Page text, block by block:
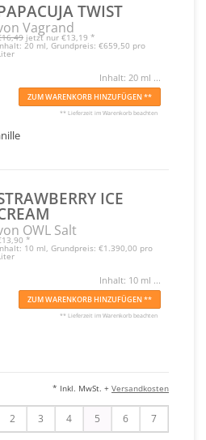
TWIST
Vagrand
jetzt nur €13,19 *
20 ml, Grundpreis: €659,50 pro
Inhalt: 20 ml ...
ZUM WARENKORB HINZUFÜGEN **
** Lieferzeit im Warenkorb beachten
ICE
OWL Salt
*
10 ml, Grundpreis: €1.390,00 pro
Inhalt: 10 ml ...
ZUM WARENKORB HINZUFÜGEN **
** Lieferzeit im Warenkorb beachten
* Inkl. MwSt. + Versandkosten
2 3 4 5 6 7